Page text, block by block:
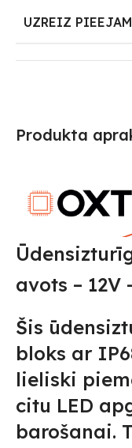
Produkta
avots – 12V
Šis
bloks ar
lieliski
citu LED
barošanai.
UZREIZ